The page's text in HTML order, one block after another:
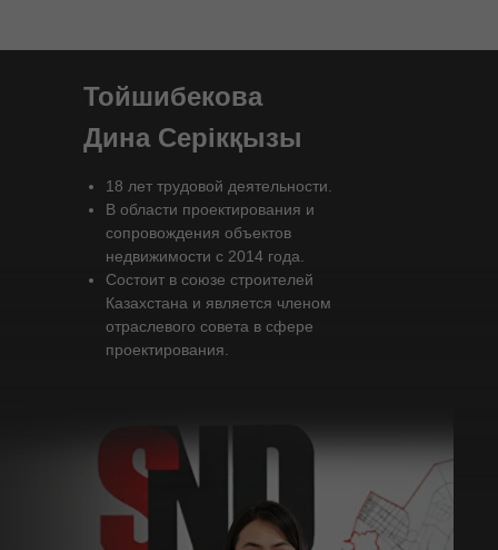
Тойшибекова
Дина Серікқызы
18 лет трудовой деятельности.
В области проектирования и
сопровождения объектов
недвижимости с 2014 года.
Состоит в союзе строителей
Казахстана и является членом
отраслевого совета в сфере
проектирования.